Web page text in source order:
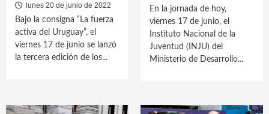
lunes 20 de junio de 2022
Bajo la consigna “La fuerza
activa del Uruguay”, el
viernes 17 de junio se lanzó
la tercera edición de los...
En la jornada de hoy,
viernes 17 de junio, el
Instituto Nacional de la
Juventud (INJU) del
Ministerio de Desarrollo...